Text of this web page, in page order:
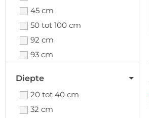
45 cm
50 tot 100 cm
92 cm
93 cm
Diepte
20 tot 40 cm
32 cm